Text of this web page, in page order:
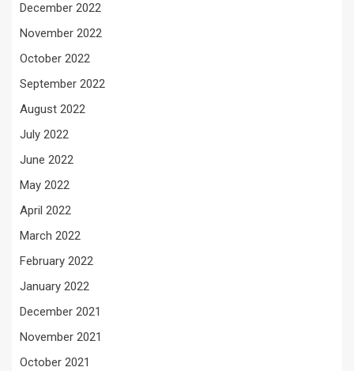
December 2022
November 2022
October 2022
September 2022
August 2022
July 2022
June 2022
May 2022
April 2022
March 2022
February 2022
January 2022
December 2021
November 2021
October 2021